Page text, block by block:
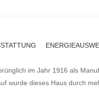
im Jahr 1916 als
wurde dieses Haus durch